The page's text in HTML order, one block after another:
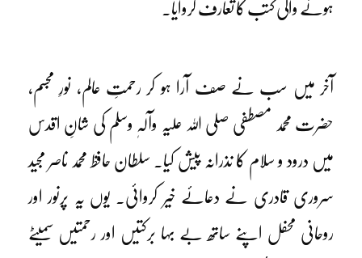
ہونے والی کتب کا تعارف کروایا۔
آخر میں سب نے صف آرا ہو کر رحمتِ عالم، نورِ مجسم،
حضرت محمد مصطفی صلی اللہ علیہ وآلہٖ وسلم کی شانِ اقدس
میں درود و سلام کا نذرانہ پیش کیا۔ سلطان حافظ محمد ناصر مجید
سروری قادری نے دعائے خیر کروائی۔ یوں یہ پرنور اور
روحانی محفل اپنے ساتھ بے بہا برکتیں اور رحمتیں سمیٹے